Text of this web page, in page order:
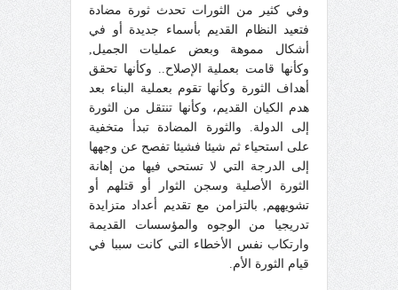
وفي كثير من الثورات تحدث ثورة مضادة
فتعيد النظام القديم بأسماء جديدة أو في
أشكال مموهة وبعض عمليات الجميل,
وكأنها قامت بعملية الإصلاح.. وكأنها تحقق
أهداف الثورة وكأنها تقوم بعملية البناء بعد
هدم الكيان القديم، وكأنها تنتقل من الثورة
إلى الدولة. والثورة المضادة تبدأ متخفية
على استحياء ثم شيئا فشيئا تفصح عن وجهها
إلى الدرجة التي لا تستحي فيها من إهانة
الثورة الأصلية وسجن الثوار أو قتلهم أو
تشويههم, بالتزامن مع تقديم أعداد متزايدة
تدريجيا من الوجوه والمؤسسات القديمة
وارتكاب نفس الأخطاء التي كانت سببا في
قيام الثورة الأم.